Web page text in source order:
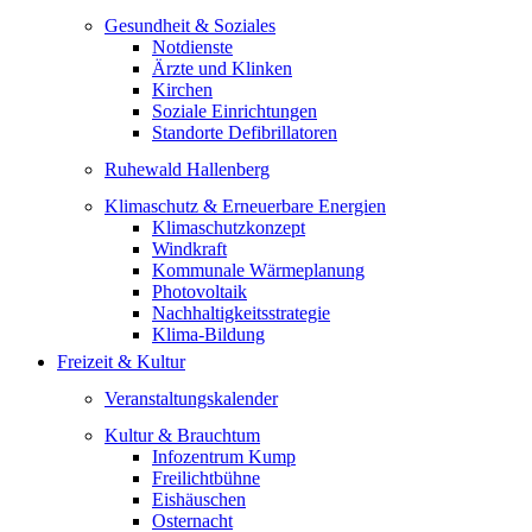
Gesundheit & Soziales
Notdienste
Ärzte und Klinken
Kirchen
Soziale Einrichtungen
Standorte Defibrillatoren
Ruhewald Hallenberg
Klimaschutz & Erneuerbare Energien
Klimaschutzkonzept
Windkraft
Kommunale Wärmeplanung
Photovoltaik
Nachhaltigkeitsstrategie
Klima-Bildung
Freizeit & Kultur
Veranstaltungskalender
Kultur & Brauchtum
Infozentrum Kump
Freilichtbühne
Eishäuschen
Osternacht